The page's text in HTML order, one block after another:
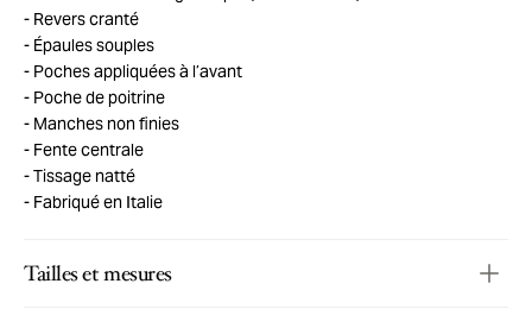
Revers cranté
Épaules souples
Poches appliquées à l’avant
Poche de poitrine
Manches non finies
Fente centrale
Tissage natté
Fabriqué en Italie
Tailles et mesures